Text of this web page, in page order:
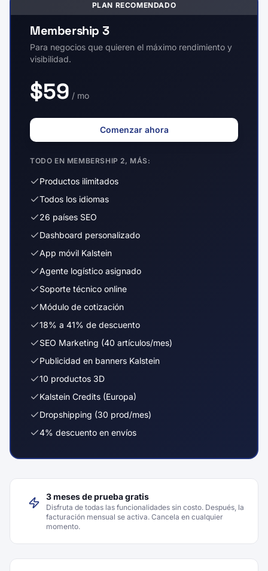
PLAN RECOMENDADO
Membership 3
Para negocios que quieren el máximo rendimiento y
visibilidad.
$59 / mo
Comenzar ahora
TODO EN MEMBERSHIP 2, MÁS:
Productos ilimitados
Todos los idiomas
26 países SEO
Dashboard personalizado
App móvil Kalstein
Agente logístico asignado
Soporte técnico online
Módulo de cotización
18% a 41% de descuento
SEO Marketing (40 artículos/mes)
Publicidad en banners Kalstein
10 productos 3D
Kalstein Credits (Europa)
Dropshipping (30 prod/mes)
4% descuento en envíos
3 meses de prueba gratis
Disfruta de todas las funcionalidades sin costo. Después, la
facturación mensual se activa. Cancela en cualquier
momento.